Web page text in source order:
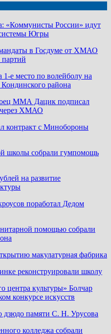
«Коммунисты России» идут
Югры
мандаты в Госдуме от ХМАО
партий
1-е место по волейболу на
района
ММА Дацик подписал
через ХМАО
контракт с Минобороны
школы собрали гумпомощь
на развитие
поработал Дедом
помощью собрали
макулатурная фабрика
реконструировали школу
центра культуры» Болчар
конкурсе искусств
дзюдо памяти С. Н. Урусова
колледжа собрали